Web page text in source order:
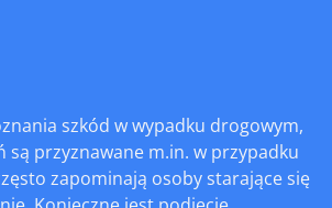
szkód w wypadku drogowym,
są przyznawane m.in. w przypadku
zapominają osoby starające się